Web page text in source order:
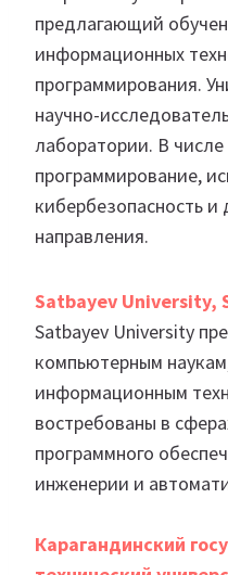
предлагающий
информационных
программирования.
научно-
лаборатории. В числе
программирование,
кибербезопасность и
направления.
Satbayev University,
Satbayev University
компьютерным
информационным
востребованы в
программного
инженерии и
Карагандинский